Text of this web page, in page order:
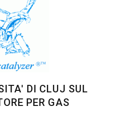
DI CLUJ SUL
PER GAS